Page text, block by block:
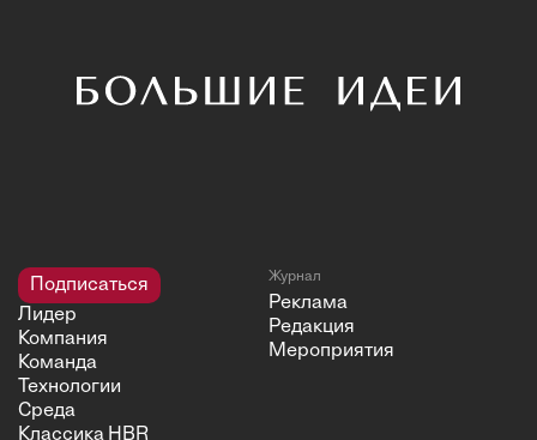
Подписаться
Лидер
Компания
Команда
Технологии
Среда
Классика HBR
Журнал
Реклама
Редакция
Мероприятия